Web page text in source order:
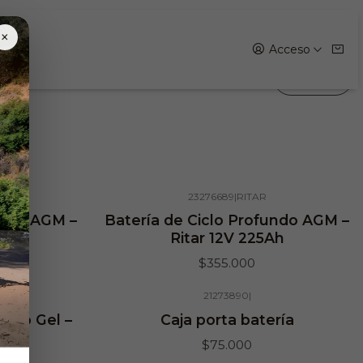
×
Acceso
AGM –
23276689|RITAR
Batería de Ciclo Profundo AGM –
Ritar 12V 225Ah
$355.000
Gel –
21273890|
Caja porta batería
$75.000